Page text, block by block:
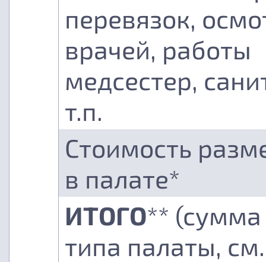
перевязок,
врачей, работы
медсестер,
т.п.
Стоимость
в палате*
ИТОГО** (сумма
типа палаты,